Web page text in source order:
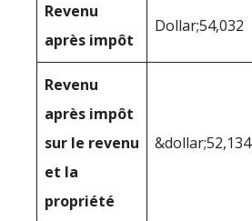
Revenu
après impôt
Dollar;54,032
Revenu
après impôt
sur le revenu
et la
propriété
&dollar;52,134